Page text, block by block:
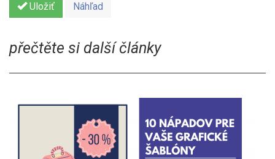
Uložiť Náhľad
přečtěte si další články